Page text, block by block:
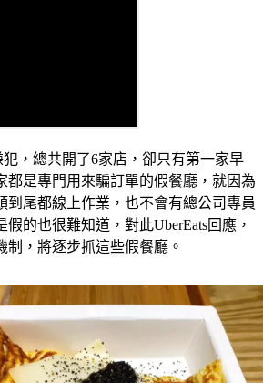
犯，總共開了6家店，卻只有第一家早
都是專門用來騙訂單的假餐廳，就因為
到尾都線上作業，也不會有總公司專員
的也很難知道，對此UberEats回應，
制，將逐步抓這些假餐廳。